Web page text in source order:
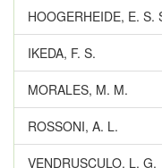
HOOGERHEIDE, E. S.
IKEDA, F. S.
MORALES, M. M.
ROSSONI, A. L.
VENDRUSCULO, L. G.